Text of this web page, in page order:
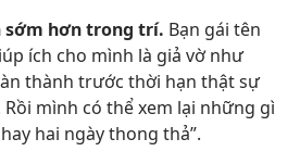
sớm hơn trong trí. Bạn gái tên
ích cho mình là giả vờ như
thành trước thời hạn thật sự
Rồi mình có thể xem lại những gì
hai ngày thong thả”.